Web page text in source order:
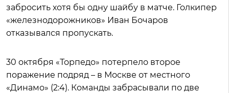
забросить хотя бы одну шайбу в матче. Голкипер
«железнодорожников» Иван Бочаров
отказывался пропускать.
30 октября «Торпедо» потерпело второе
поражение подряд – в Москве от местного
«Динамо» (2:4). Команды забрасывали по две